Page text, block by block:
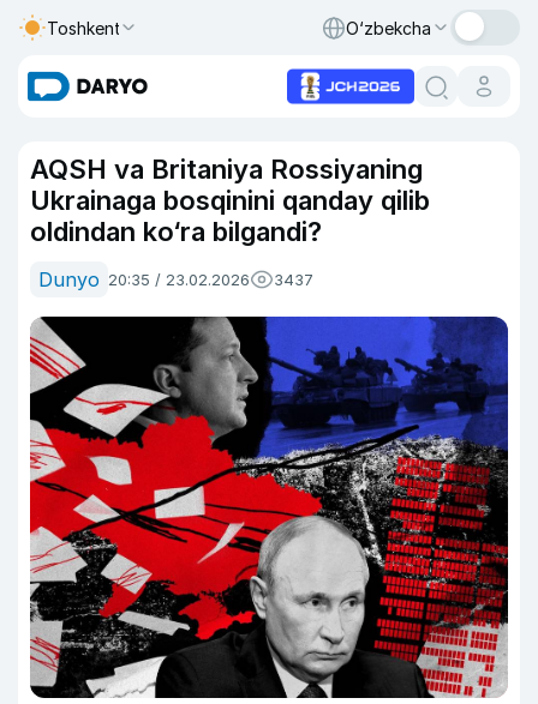
Toshkent O‘zbekcha
AQSH va Britaniya Rossiyaning
Ukrainaga bosqinini qanday qilib
oldindan ko‘ra bilgandi?
Dunyo 20:35 / 23.02.2026 3437